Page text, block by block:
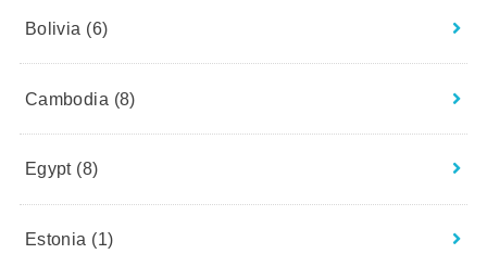
Bolivia (6)
Cambodia (8)
Egypt (8)
Estonia (1)